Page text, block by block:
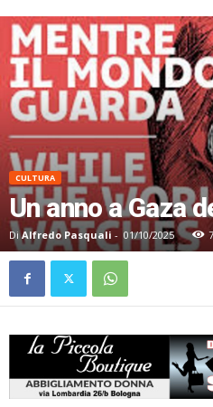
CULTURA
Un anno a Gaza
Di Alfredo Pasquali - 01/10/2025